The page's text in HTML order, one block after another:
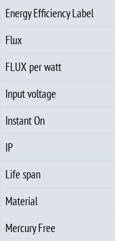
Energy Efficiency Label
Flux
FLUX per watt
Input voltage
Instant On
IP
Life span
Material
Mercury Free